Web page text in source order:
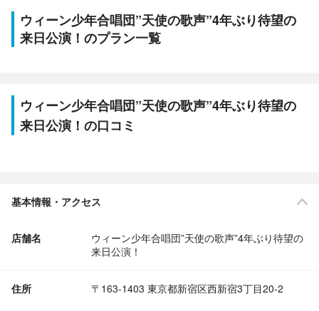
ウィーン少年合唱団”天使の歌声”4年ぶり待望の
来日公演！のプラン一覧
ウィーン少年合唱団”天使の歌声”4年ぶり待望の
来日公演！の口コミ
基本情報・アクセス
店舗名
ウィーン少年合唱団”天使の歌声”4年ぶり待望の
来日公演！
住所 〒163-1403 東京都新宿区西新宿3丁目20-2